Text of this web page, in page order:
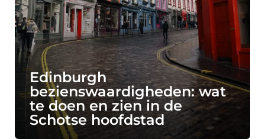
Edinburgh
bezienswaardigheden: wat
te doen en zien in de
Schotse hoofdstad